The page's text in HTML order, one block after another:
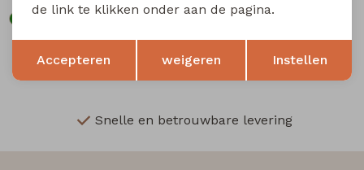
Snelle en betrouwbare levering
Terug Opslaan
de link te klikken onder aan de pagina.
Accepteren weigeren Instellen